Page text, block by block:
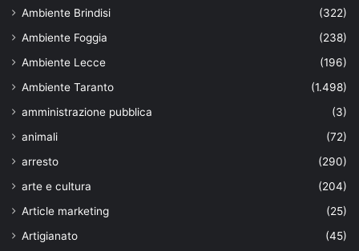
Ambiente Brindisi
(322)
Ambiente Foggia
(238)
Ambiente Lecce
(196)
Ambiente Taranto
(1.498)
amministrazione pubblica
(3)
animali
(72)
arresto
(290)
arte e cultura
(204)
Article marketing
(25)
Artigianato
(45)